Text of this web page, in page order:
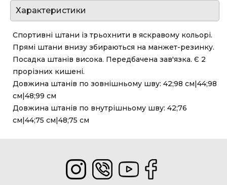
Характеристики
Спортивні штани із трьохнити в яскравому кольорі.
Прямі штани внизу збираються на манжет-резинку.
Посадка штанів висока. Передбачена зав'язка. Є 2
прорізних кишені.
Довжина штанів по зовнішньому шву: 42;98 см|44;98
см|48;99 см
Довжина штанів по внутрішньому шву: 42;76
см|44;75 см|48;75 см